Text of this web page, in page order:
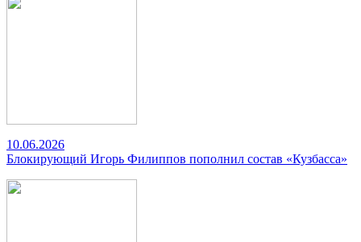
10.06.2026
Блокирующий Игорь Филиппов пополнил состав «Кузбасса»